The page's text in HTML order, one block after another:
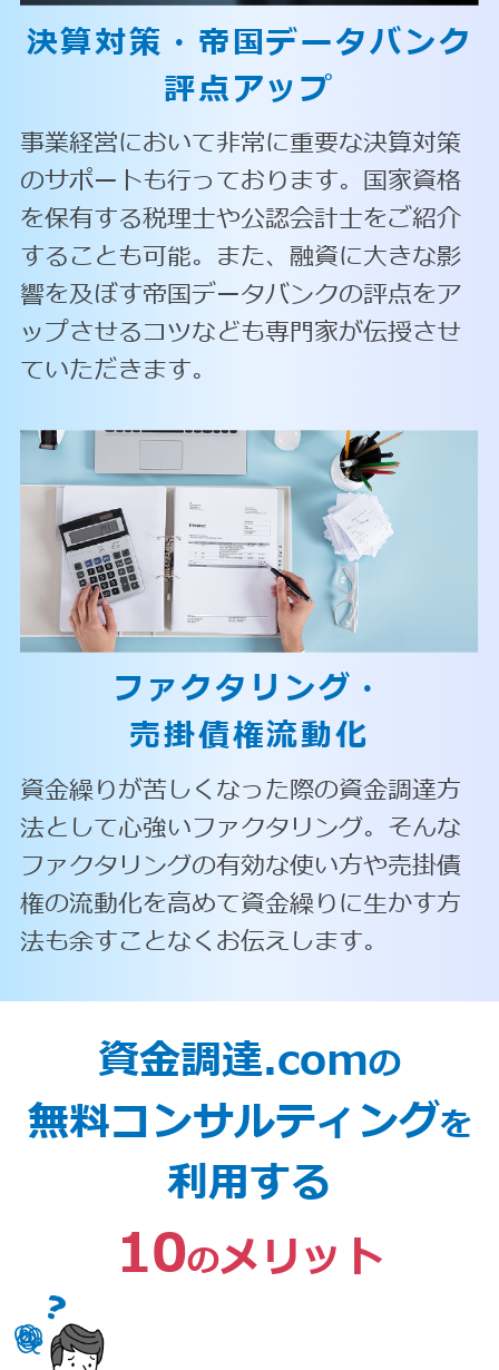
決算対策・ 帝国データバンク
評点アップ
事業経営において非常に重要な決算対策
のサポートも行っております。国家資格
を保有する税理士や公認会計士をご紹介
することも可能。また、融資に大きな影
響を及ぼす帝国データバンクの評点をア
ップさせるコツなども専門家が伝授させ
ていただきます。
ファクタリング・
売掛債権流動化
資金繰りが苦しくなった際の資金調達方
法として心強いファクタリング。そんな
ファクタリングの有効な使い方や売掛債
権の流動化を高めて資金繰りに生かす方
法も余すことなくお伝えします。
資金調達.comの
無料コンサルティングを
利用する
10のメリット